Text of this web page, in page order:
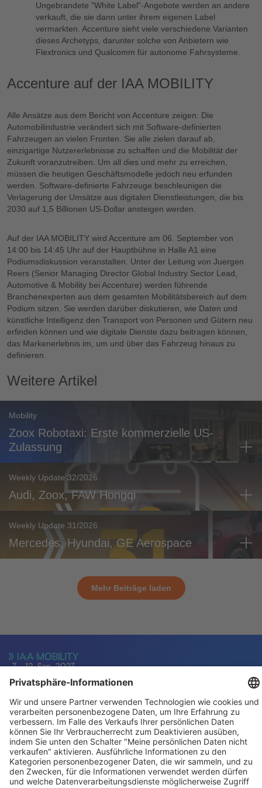
Ungebrandete "White Label"-Angebote werden an andere
verkauft, die sie dann unter ihrem eigenen Label
vermarkten. Accenture sieht viele verschiedene Varianten
dieses Archetyps, darunter solche von Anbietern wie
Flextronics und Qualcomm für autonome Fahrsysteme.
Accenture auf der IAA MOBILITY
Alle Ansätze aus dem Bericht von Accenture zeigen: Die
Automobilindustrie verändert sich mit Software-definierten
Fahrzeugen an vielen Fronten. Sie alle zielen darauf ab,
einzigartige Nutzererlebnisse zu schaffen und die Mobilität der
Zukunft voranzutreiben. Um all dies und mehr zu erreichen,
müssen die heutigen Geschäftsmodelle jedoch neu erfunden
werden. Software-definierte Fahrzeuge beschleunigen die
Verlagerung der Umsätze aus digitalen Dienstleistungen, die bis
2030 auf 1,5 Billionen US-Dollar ansteigen werden.
Auf der IAA MOBILITY wird Accenture am 06. September von
14:00 bis 14:45 Uhr auf der Hauptbühne in Halle A1 eine
Podiumsdiskussion veranstalten. Unter der Leitung von Juergen
Reers (Senior Managing Director Global Industry Sector Lead,
Automotive & Mobility bei Accenture) werden führende
Branchenexperten aus dem gesamten Mobilitätsbereich auf dem
Podium sitzen. Sie werden darüber diskutieren, wie Daten und
künstliche Intelligenz den Transport von Personen und Gütern neu
erfinden können und wie digitale Dienste dazu beitragen können,
das Markenerlebnis im, um und über das Fahrzeug hinaus zu
definieren.
Weitere Artikel
Mobility
Zoox Robotaxi: Erste kommerzielle US-
Zulassung
Weekly Update 32/2026
Audi, Zoox, FAW Hongqi
Weekly Update 31/2026
Mercedes, Hyundai, GE Aerospace
Mehr Beiträge laden
Allgemein
Besucher
Service